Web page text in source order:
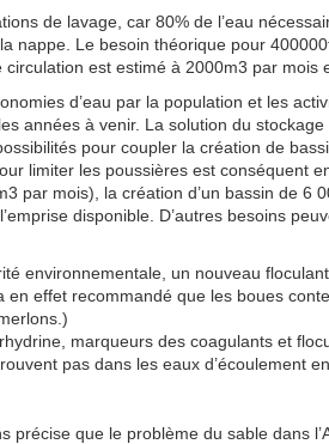
de lavage, car 80% de l’eau
nappe. Le besoin théorique pour
est estimé à 2000m3 par mois
d’eau par la population et les
années à venir. La solution du
pour coupler la création de
limiter les poussières est conséquent
par mois), la création d’un bassin de 6
disponible. D’autres besoins
environnementale, un nouveau
en effet recommandé que les boues
marqueurs des coagulants et
pas dans les eaux d’écoulement
précise que le problème du sable dans